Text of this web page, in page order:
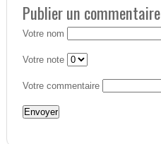
Publier un commentaire
Votre nom
Votre note
Votre commentaire